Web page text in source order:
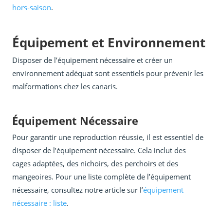
hors-saison.
Équipement et Environnement
Disposer de l’équipement nécessaire et créer un
environnement adéquat sont essentiels pour prévenir les
malformations chez les canaris.
Équipement Nécessaire
Pour garantir une reproduction réussie, il est essentiel de
disposer de l’équipement nécessaire. Cela inclut des
cages adaptées, des nichoirs, des perchoirs et des
mangeoires. Pour une liste complète de l’équipement
nécessaire, consultez notre article sur l’équipement
nécessaire : liste.